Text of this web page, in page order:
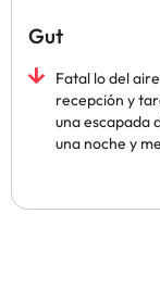
Gut
Fatal lo del
recepción y
una escapada
una noche y